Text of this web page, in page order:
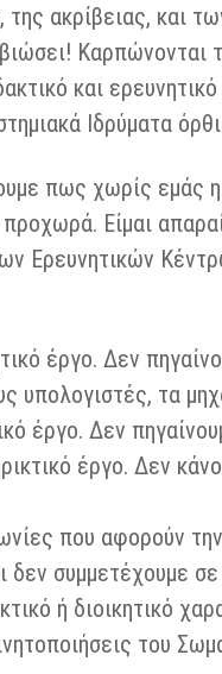
ακρίβειας, και
Καρπώνονται
και
Ιδρύματα
πως χωρίς εμάς η
προχωρά. Είμαι
Ερευνητικών
έργο. Δεν
υπολογιστές, τα
έργο. Δεν
έργο. Δεν
που αφορούν
δεν συμμετέχουμε
ή διοικητικό
του